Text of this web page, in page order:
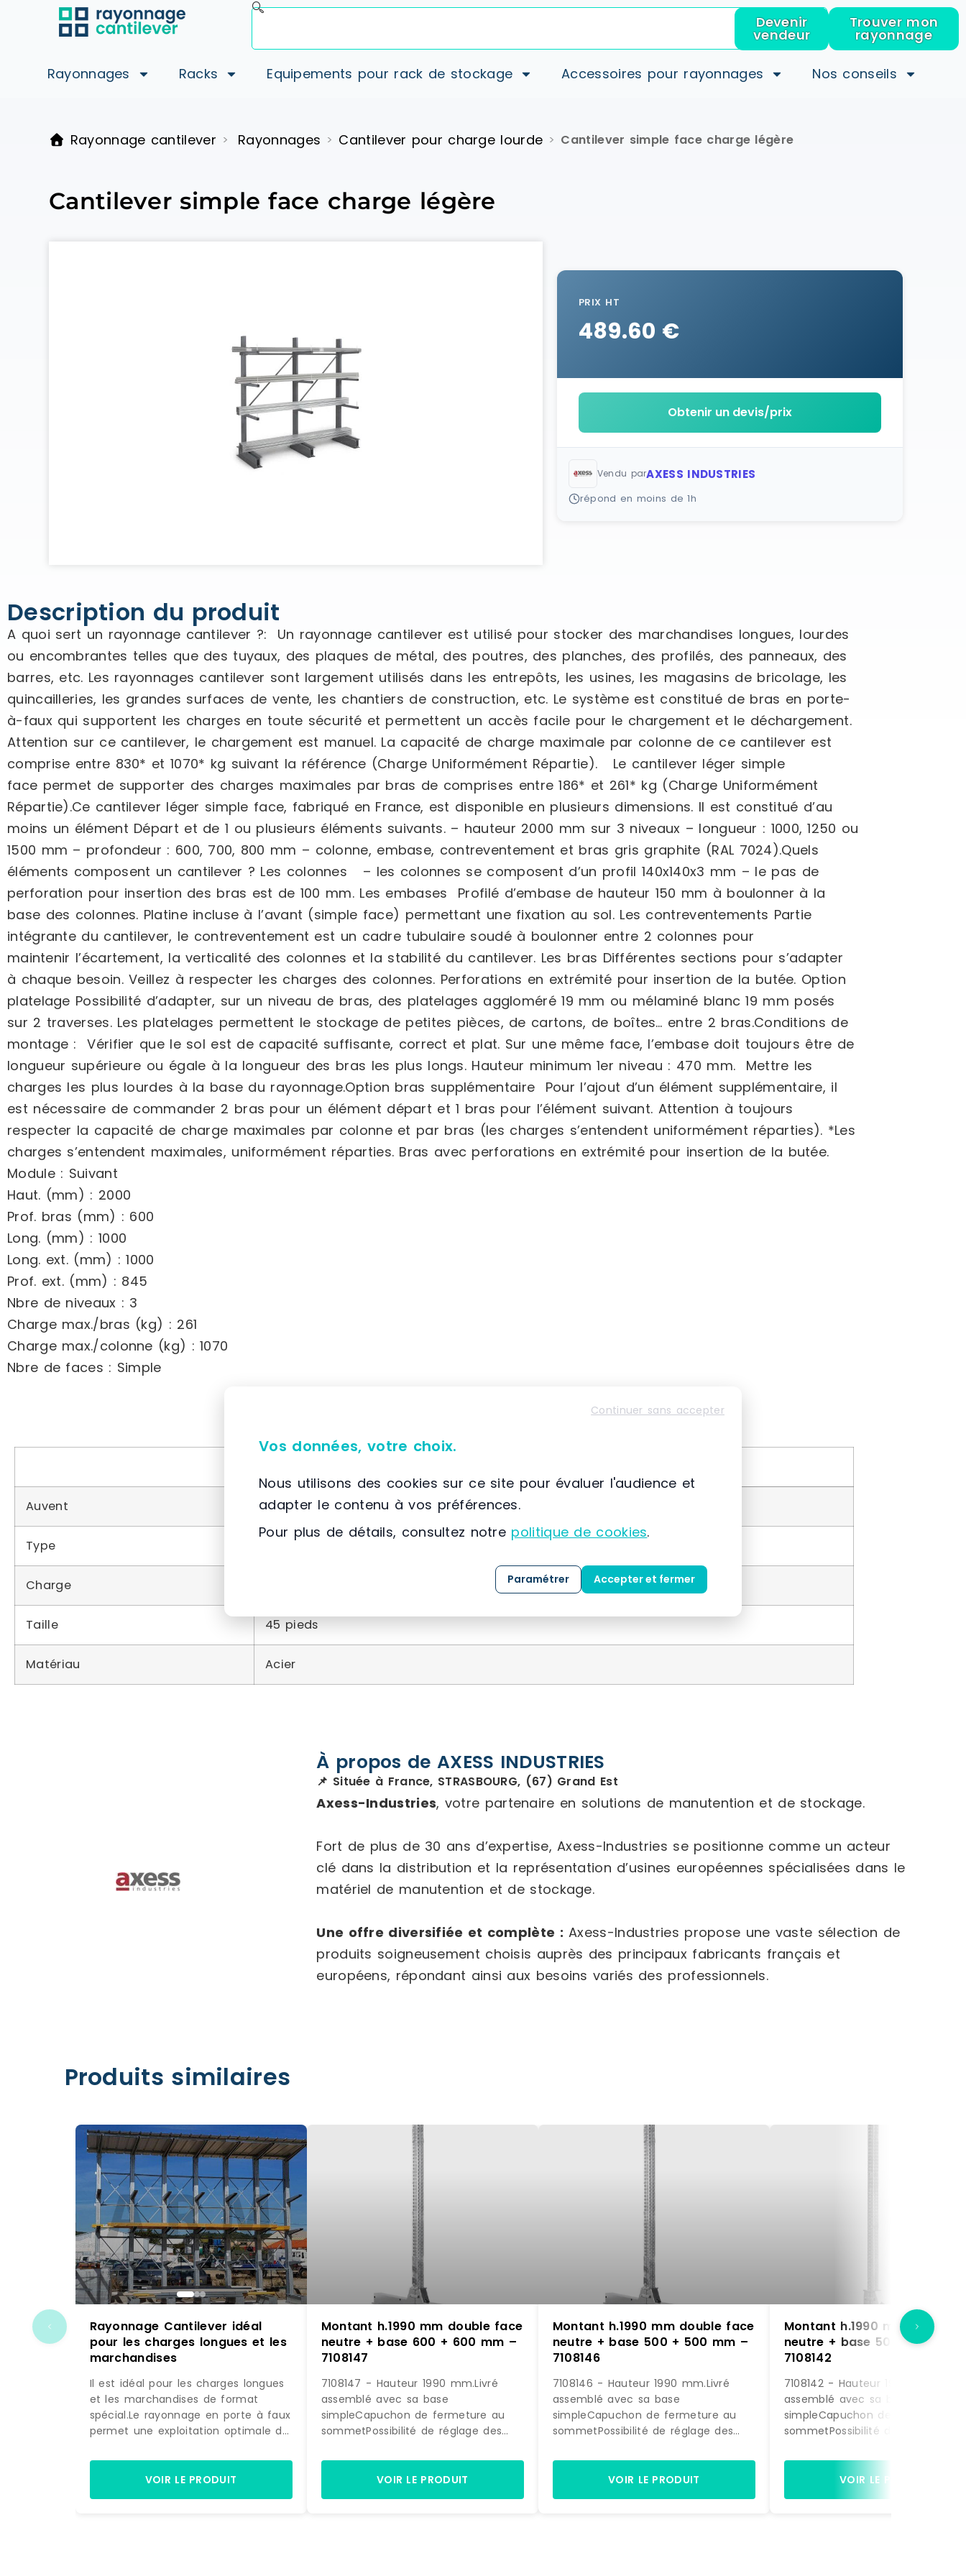
Devenir
vendeur
Trouver mon
rayonnage
Rayonnages Racks Equipements pour rack de stockage Accessoires pour rayonnages Nos conseils
Rayonnage cantilever > Rayonnages > Cantilever pour charge lourde > Cantilever simple face charge légère
Cantilever simple face charge légère
PRIX HT
489.60 €
Obtenir un devis/prix
Vendu parAXESS INDUSTRIES
répond en moins de 1h
Description du produit
A quoi sert un rayonnage cantilever ?: Un rayonnage cantilever est utilisé pour stocker des marchandises longues, lourdes
ou encombrantes telles que des tuyaux, des plaques de métal, des poutres, des planches, des profilés, des panneaux, des
barres, etc. Les rayonnages cantilever sont largement utilisés dans les entrepôts, les usines, les magasins de bricolage, les
quincailleries, les grandes surfaces de vente, les chantiers de construction, etc. Le système est constitué de bras en porte-
à-faux qui supportent les charges en toute sécurité et permettent un accès facile pour le chargement et le déchargement.
Attention sur ce cantilever, le chargement est manuel. La capacité de charge maximale par colonne de ce cantilever est
comprise entre 830* et 1070* kg suivant la référence (Charge Uniformément Répartie). Le cantilever léger simple
face permet de supporter des charges maximales par bras de comprises entre 186* et 261* kg (Charge Uniformément
Répartie).Ce cantilever léger simple face, fabriqué en France, est disponible en plusieurs dimensions. Il est constitué d’au
moins un élément Départ et de 1 ou plusieurs éléments suivants. – hauteur 2000 mm sur 3 niveaux – longueur : 1000, 1250 ou
1500 mm – profondeur : 600, 700, 800 mm – colonne, embase, contreventement et bras gris graphite (RAL 7024).Quels
éléments composent un cantilever ? Les colonnes – les colonnes se composent d’un profil 140x140x3 mm – le pas de
perforation pour insertion des bras est de 100 mm. Les embases Profilé d’embase de hauteur 150 mm à boulonner à la
base des colonnes. Platine incluse à l’avant (simple face) permettant une fixation au sol. Les contreventements Partie
intégrante du cantilever, le contreventement est un cadre tubulaire soudé à boulonner entre 2 colonnes pour
maintenir l’écartement, la verticalité des colonnes et la stabilité du cantilever. Les bras Différentes sections pour s’adapter
à chaque besoin. Veillez à respecter les charges des colonnes. Perforations en extrémité pour insertion de la butée. Option
platelage Possibilité d’adapter, sur un niveau de bras, des platelages aggloméré 19 mm ou mélaminé blanc 19 mm posés
sur 2 traverses. Les platelages permettent le stockage de petites pièces, de cartons, de boîtes… entre 2 bras.Conditions de
montage : Vérifier que le sol est de capacité suffisante, correct et plat. Sur une même face, l’embase doit toujours être de
longueur supérieure ou égale à la longueur des bras les plus longs. Hauteur minimum 1er niveau : 470 mm. Mettre les
charges les plus lourdes à la base du rayonnage.Option bras supplémentaire Pour l’ajout d’un élément supplémentaire, il
est nécessaire de commander 2 bras pour un élément départ et 1 bras pour l’élément suivant. Attention à toujours
respecter la capacité de charge maximales par colonne et par bras (les charges s’entendent uniformément réparties). *Les
charges s’entendent maximales, uniformément réparties. Bras avec perforations en extrémité pour insertion de la butée.
Module : Suivant
Haut. (mm) : 2000
Prof. bras (mm) : 600
Long. (mm) : 1000
Long. ext. (mm) : 1000
Prof. ext. (mm) : 845
Nbre de niveaux : 3
Charge max./bras (kg) : 261
Charge max./colonne (kg) : 1070
Nbre de faces : Simple
Auvent Avec, sans
Type Simple face, double face
Charge
Taille 45 pieds
Matériau Acier
À propos de AXESS INDUSTRIES
📌 Située à France, STRASBOURG, (67) Grand Est
Axess-Industries, votre partenaire en solutions de manutention et de stockage.
Fort de plus de 30 ans d’expertise, Axess-Industries se positionne comme un acteur
clé dans la distribution et la représentation d’usines européennes spécialisées dans le
matériel de manutention et de stockage.
Une offre diversifiée et complète : Axess-Industries propose une vaste sélection de
produits soigneusement choisis auprès des principaux fabricants français et
européens, répondant ainsi aux besoins variés des professionnels.
Produits similaires
Rayonnage Cantilever idéal
pour les charges longues et les
marchandises
Il est idéal pour les charges longues
et les marchandises de format
spécial.Le rayonnage en porte à faux
permet une exploitation optimale de
l'accès aux marchandises. Il est idéal
pour les charges longues et les
marchandises de format spécial.
VOIR LE PRODUIT
Montant h.1990 mm double face
neutre + base 600 + 600 mm –
7108147
7108147 - Hauteur 1990 mm.Livré
assemblé avec sa base
simpleCapuchon de fermeture au
sommetPossibilité de réglage des
métalique galvanisé de haute
qualité.Profondeur de la base : 600 +
600 mmFixation au sol conseillée
VOIR LE PRODUIT
Montant h.1990 mm double face
neutre + base 500 + 500 mm –
7108146
7108146 - Hauteur 1990 mm.Livré
assemblé avec sa base
simpleCapuchon de fermeture au
sommetPossibilité de réglage des
métalique galvanisé de haute
qualité.Profondeur de la base : 500 +
500 mmFixation au sol conseillée
VOIR LE PRODUIT
Montant h.1990 mm simple
neutre + base 500 mm –
7108142
7108142 - Hauteur 1990 mm.Livré
assemblé avec sa base
simpleCapuchon de fermeture
sommetPossibilité de réglage des
métalique galvanisé de haute
qualité.Profondeur de la base :
mmFixation au sol conseillée
VOIR LE PRODUIT
Continuer sans accepter
Vos données, votre choix.
Nous utilisons des cookies sur ce site pour évaluer l'audience et
adapter le contenu à vos préférences.
Pour plus de détails, consultez notre politique de cookies.
Paramétrer Accepter et fermer